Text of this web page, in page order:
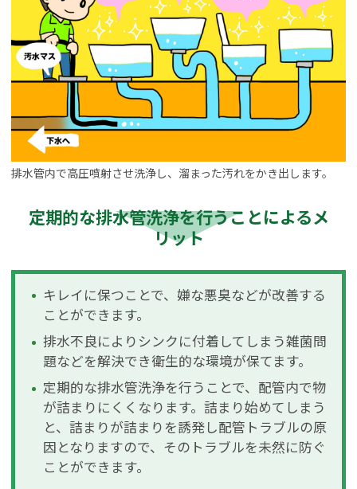
排水管内で高圧噴射させ洗浄し、溜まった汚れをかき出します。
定期的な排水管洗浄を行うことによるメ
リット
キレイに保つことで、嫌な悪臭などが改善する
ことができます。
排水不良によりシンクに付着してしまう雑菌問
題などを解決でき衛生的な環境が保てます。
定期的な排水管洗浄を行うことで、配管内で物
が詰まりにくくなります。詰まり始めてしまう
と、詰まりが詰まりを誘発し配管トラブルの原
因となりますので、そのトラブルを未然に防ぐ
ことができます。